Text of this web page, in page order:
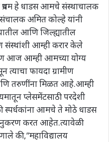
हे धाडस आमचे संस्थाचालक
अमित कोल्हे यांनी
आणि जिल्ह्यातील
संस्थांशी आम्ही करार केले
आज आम्ही आमच्या योग्य
त्याचा फायदा ग्रामीण
तरुणींना मिळत आहे.आम्ही
प्लेसमेंटसाठी परदेशी
स्पर्धकांना आमचे ते मोठे धाडस
करत आहेत.त्यावेळी
की,”महाविद्यालय